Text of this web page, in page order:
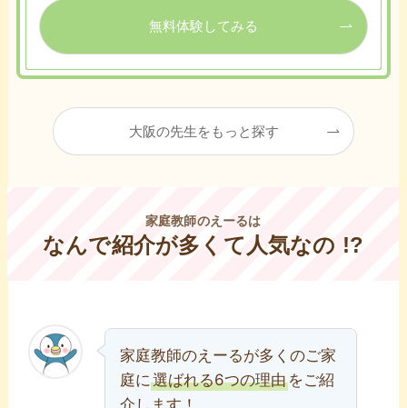
無料体験してみる
大阪の先生をもっと探す
家庭教師のえーるは
なんで紹介が多くて人気なの !?
家庭教師のえーるが多くのご家
庭に選ばれる6つの理由をご紹